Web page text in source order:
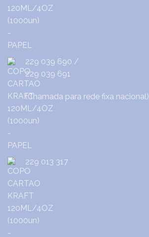
229 039 690 /
229 039 691
(Chamada para rede fixa nacional)
229 013 317